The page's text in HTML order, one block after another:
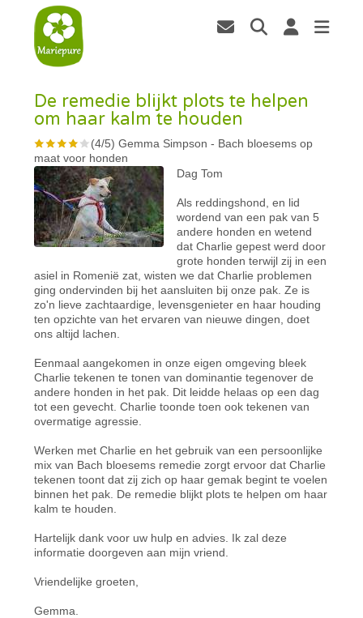
De remedie blijkt plots te helpen
om haar kalm te houden
(4/5)Gemma Simpson - Bach bloesems op
maat voor honden
Dag Tom
Als reddingshond, en lid
wordend van een pak van 5
andere honden en wetend
dat Charlie gepest werd door
grote honden terwijl zij in een
asiel in Romenië zat, wisten we dat Charlie problemen
ging ondervinden bij het aansluiten bij onze pak. Ze is
zo'n lieve zachtaardige, levensgenieter en haar houding
ten opzichte van het ervaren van nieuwe dingen, doet
ons altijd lachen.
Eenmaal aangekomen in onze eigen omgeving bleek
Charlie tekenen te tonen van dominantie tegenover de
andere honden in het pak. Dit leidde helaas op een dag
tot een gevecht. Charlie toonde toen ook tekenen van
overmatige agressie.
Werken met Charlie en het gebruik van een persoonlijke
mix van Bach bloesems remedie zorgt ervoor dat Charlie
tekenen toont dat zij zich op haar gemak begint te voelen
binnen het pak. De remedie blijkt plots te helpen om haar
kalm te houden.
Hartelijk dank voor uw hulp en advies. Ik zal deze
informatie doorgeven aan mijn vriend.
Vriendelijke groeten,
Gemma.